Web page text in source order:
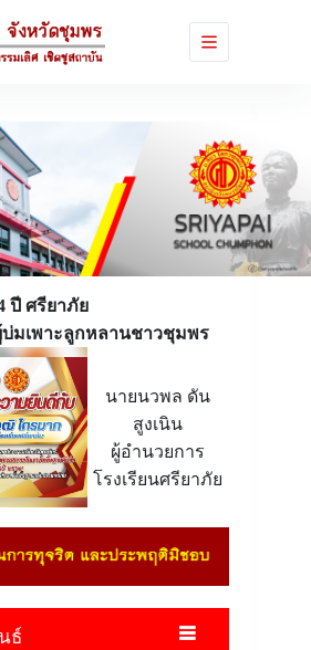
ปี ศรียาภัย
มเพาะลูกหลานชาวชุมพร
นายนวพล ดัน
สูงเนิน
ผู้อำนวยการ
โรงเรียนศรียาภัย
ธ์